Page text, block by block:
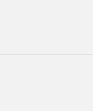
fra bilens 1.
i op til 36 mdr.